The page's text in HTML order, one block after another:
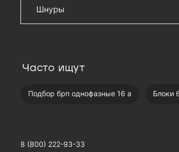
Шнуры
C20, 16 А / 250 В (3 × 1,5), длина
Шнур питания с фиксатором IEC
Шнур питания IEC 60320 C19/IEC
Часто ищут
Подбор брп однофазные 16 а Блоки
8 (800) 222-93-33